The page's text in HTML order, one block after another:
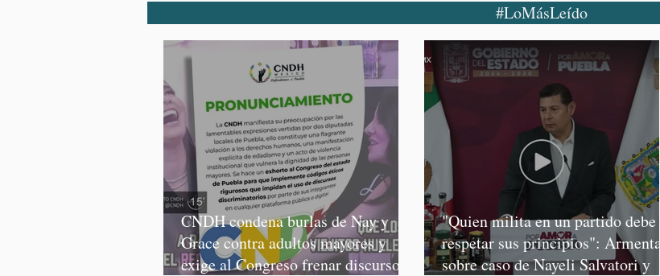
#LoMásLeído
CNDH condena burlas de Nay y
Grace contra adultos mayores y
exige al Congreso frenar discursos
"Quien milita en un partido debe
respetar sus principios": Armenta,
sobre caso de Nayeli Salvatori y